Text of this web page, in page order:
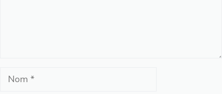
Nom